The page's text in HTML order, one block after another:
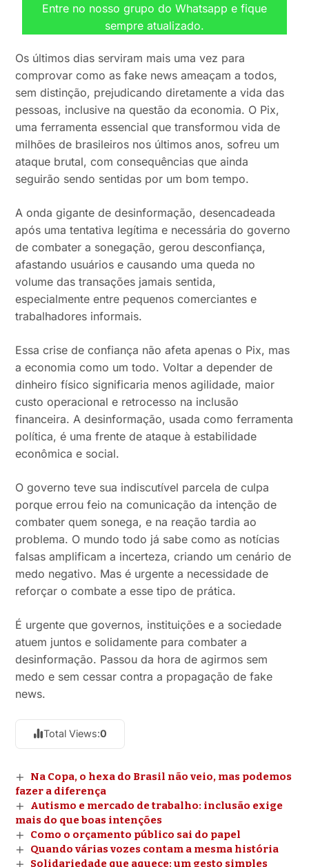
Entre no nosso grupo do Whatsapp e fique
sempre atualizado.
Os últimos dias serviram mais uma vez para
comprovar como as fake news ameaçam a todos,
sem distinção, prejudicando diretamente a vida das
pessoas, inclusive na questão da economia. O Pix,
uma ferramenta essencial que transformou vida de
milhões de brasileiros nos últimos anos, sofreu um
ataque brutal, com consequências que ainda
seguirão sendo sentidas por um bom tempo.
A onda gigante de desinformação, desencadeada
após uma tentativa legítima e necessária do governo
de combater a sonegação, gerou desconfiança,
afastando usuários e causando uma queda no
volume das transações jamais sentida,
especialmente entre pequenos comerciantes e
trabalhadores informais.
Essa crise de confiança não afeta apenas o Pix, mas
a economia como um todo. Voltar a depender de
dinheiro físico significaria menos agilidade, maior
custo operacional e retrocesso na inclusão
financeira. A desinformação, usada como ferramenta
política, é uma frente de ataque à estabilidade
econômica e social.
O governo teve sua indiscutível parcela de culpa
porque errou feio na comunicação da intenção de
combater quem sonega, e na reação tardia ao
problema. O mundo todo já sabe como as notícias
falsas amplificam a incerteza, criando um cenário de
medo negativo. Mas é urgente a necessidade de
reforçar o combate a esse tipo de prática.
É urgente que governos, instituições e a sociedade
atuem juntos e solidamente para combater a
desinformação. Passou da hora de agirmos sem
medo e sem cessar contra a propagação de fake
news.
Total Views:0
Na Copa, o hexa do Brasil não veio, mas podemos
fazer a diferença
Autismo e mercado de trabalho: inclusão exige
mais do que boas intenções
Como o orçamento público sai do papel
Quando várias vozes contam a mesma história
Solidariedade que aquece: um gesto simples